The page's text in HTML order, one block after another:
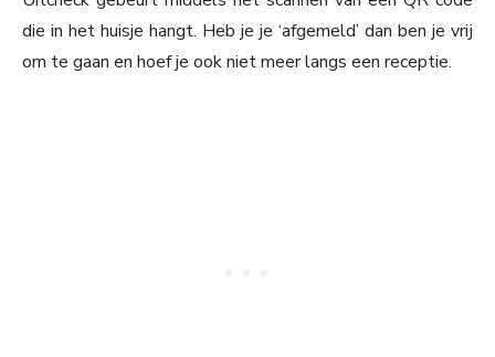
die in het huisje hangt. Heb je je ‘afgemeld’ dan ben je vrij
om te gaan en hoef je ook niet meer langs een receptie.